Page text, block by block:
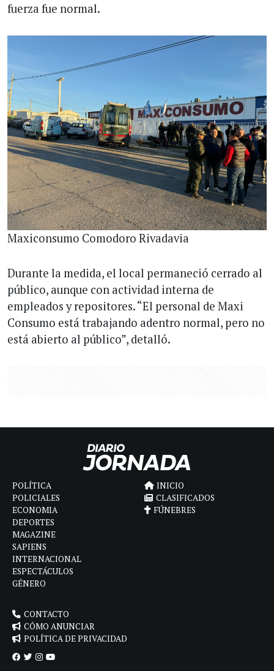
fuerza fue normal.
Maxiconsumo Comodoro Rivadavia
Durante la medida, el local permaneció cerrado al
público, aunque con actividad interna de
empleados y repositores. “El personal de Maxi
Consumo está trabajando adentro normal, pero no
está abierto al público”, detalló.
POLÍTICA
POLICIALES
ECONOMIA
DEPORTES
MAGAZINE
SAPIENS
INTERNACIONAL
ESPECTÁCULOS
GÉNERO
INICIO
CLASIFICADOS
FÚNEBRES
CONTACTO
CÓMO ANUNCIAR
POLÍTICA DE PRIVACIDAD